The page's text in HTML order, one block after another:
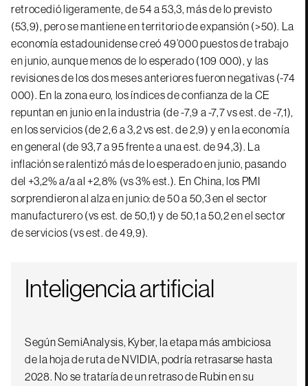
retrocedió ligeramente, de 54 a 53,3, más de lo previsto
(53,9), pero se mantiene en territorio de expansión (>50). La
economía estadounidense creó 49’000 puestos de trabajo
en junio, aunque menos de lo esperado (109 000), y las
revisiones de los dos meses anteriores fueron negativas (-74
000). En la zona euro, los índices de confianza de la CE
repuntan en junio en la industria (de -7,9 a -7,7 vs est. de -7,1),
en los servicios (de 2,6 a 3,2 vs est. de 2,9) y en la economía
en general (de 93,7 a 95 frente a una est. de 94,3). La
inflación se ralentizó más de lo esperado en junio, pasando
del +3,2% a/a al +2,8% (vs 3% est.). En China, los PMI
sorprendieron al alza en junio: de 50 a 50,3 en el sector
manufacturero (vs est. de 50,1) y de 50,1 a 50,2 en el sector
de servicios (vs est. de 49,9).
Inteligencia artificial
Según SemiAnalysis, Kyber, la etapa más ambiciosa
de la hoja de ruta de NVIDIA, podría retrasarse hasta
2028. No se trataría de un retraso de Rubin en su